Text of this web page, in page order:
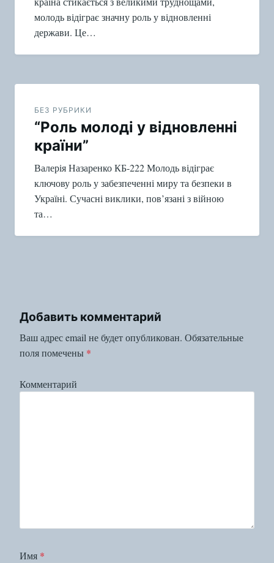
молодь відіграє значну роль у відновленні
держави. Це…
БЕЗ РУБРИКИ
“Роль молоді у відновленні
країни”
Валерія Назаренко КБ-222 Молодь відіграє
ключову роль у забезпеченні миру та безпеки в
Україні. Сучасні виклики, пов’язані з війною
та…
Добавить комментарий
Ваш адрес email не будет опубликован. Обязательные
поля помечены *
Комментарий
Имя *